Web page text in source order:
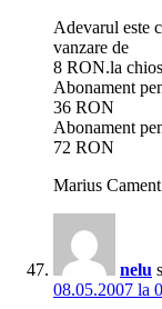
Adevarul este
vanzare de
8 RON.la
Abonament
36 RON
Abonament
72 RON
Marius Cament
nelu
08.05.2007 la